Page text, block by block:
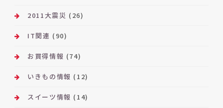
2011大震災 (26)
IT関連 (90)
お買得情報 (74)
いきもの情報 (12)
スイーツ情報 (14)